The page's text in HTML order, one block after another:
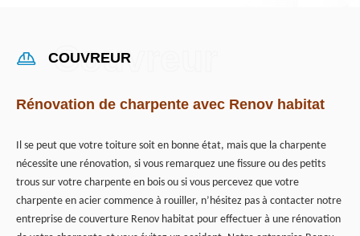
COUVREUR
Rénovation de charpente avec Renov habitat
Il se peut que votre toiture soit en bonne état, mais que la charpente
nécessite une rénovation, si vous remarquez une fissure ou des petits
trous sur votre charpente en bois ou si vous percevez que votre
charpente en acier commence à rouiller, n’hésitez pas à contacter notre
entreprise de couverture Renov habitat pour effectuer à une rénovation